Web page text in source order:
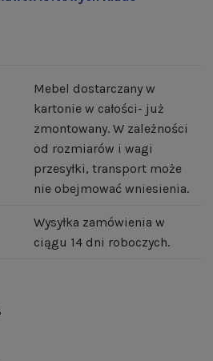
Mebel dostarczany w
kartonie w całości- już
zmontowany. W zależności
od rozmiarów i wagi
przesyłki, transport może
nie obejmować wniesienia.
Wysyłka zamówienia w
ciągu 14 dni roboczych.